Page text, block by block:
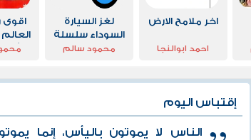
اخر ملامح الارض
احمد ابوالنجا
لغز السيارة
السوداء سلسلة
المغامرون
محمود سالم
إقتباس اليوم
الناس لا يموتون باليأس، إنما